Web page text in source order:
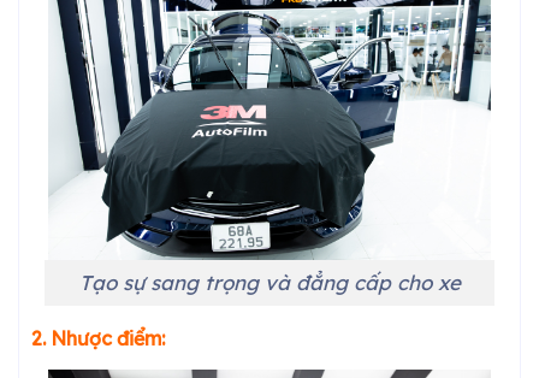
Tạo sự sang trọng và đẳng cấp cho xe
2. Nhược điểm: